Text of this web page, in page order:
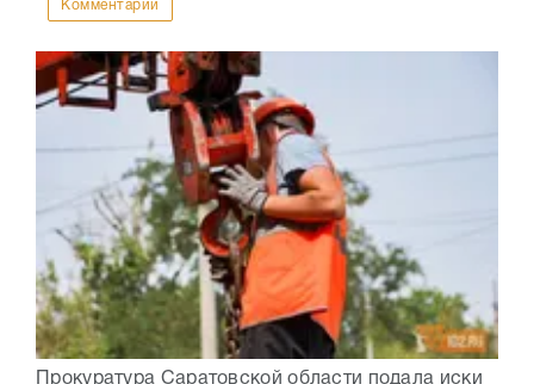
Комментарии
Прокуратура Саратовской области подала иски